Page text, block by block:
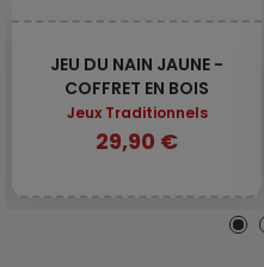
JEU DU NAIN JAUNE -
COFFRET EN BOIS
Jeux Traditionnels
29,90 €